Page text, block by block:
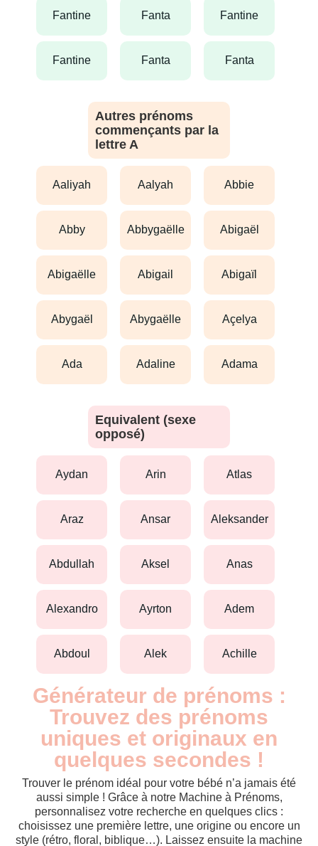
fantine fanta fantine
fantine fanta fanta
Autres prénoms
commençants par la
lettre A
aaliyah aalyah abbie
abby abbygaëlle abigaël
abigaëlle abigail abigaïl
abygaël abygaëlle açelya
ada adaline adama
Equivalent (sexe
opposé)
aydan arin atlas
araz ansar aleksander
abdullah aksel anas
alexandro ayrton adem
abdoul alek achille
Générateur de prénoms :
Trouvez des prénoms
uniques et originaux en
quelques secondes !
Trouver le prénom idéal pour votre bébé n’a jamais été
aussi simple ! Grâce à notre Machine à Prénoms,
personnalisez votre recherche en quelques clics :
choisissez une première lettre, une origine ou encore un
style (rétro, floral, biblique…). Laissez ensuite la machine